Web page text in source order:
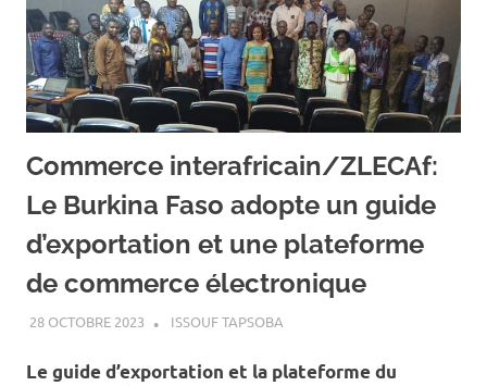
Commerce interafricain/ZLECAf:
Le Burkina Faso adopte un guide
d’exportation et une plateforme
de commerce électronique
28 OCTOBRE 2023 ISSOUF TAPSOBA
Le guide d’exportation et la plateforme du